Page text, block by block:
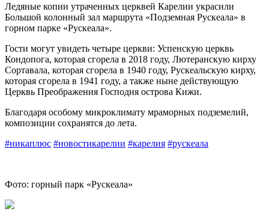
Ледяные копии утраченных церквей Карелии украсили
Большой колонный зал маршрута «Подземная Рускеала» в
горном парке «Рускеала».
Гости могут увидеть четыре церкви: Успенскую церквь
Кондопога, которая сгорела в 2018 году, Лютеранскую кирху
Сортавала, которая сгорела в 1940 году, Рускеальскую кирху,
которая сгорела в 1941 году, а также ныне действующую
Церквь Преображения Господня острова Кижи.
Благодаря особому микроклимату мраморных подземелий,
композиции сохранятся до лета.
#никаплюс #новостикарелии #карелия #рускеала
Фото: горный парк «Рускеала»